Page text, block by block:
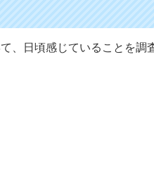
、日頃感じていることを調